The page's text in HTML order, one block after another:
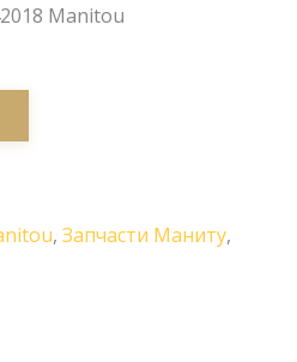
Manitou
, Запчасти Маниту,